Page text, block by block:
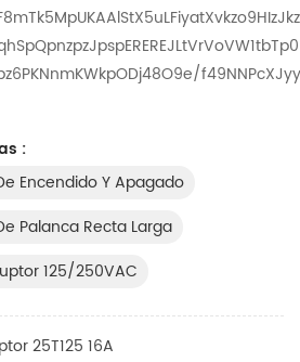
:
Encendido Y Apagado
Palanca Recta Larga
125/250VAC
25T125 16A